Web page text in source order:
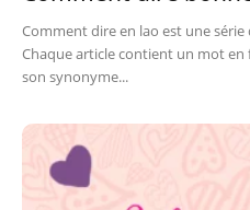
Comment dire en lao est une
Chaque article contient un mot en
son synonyme...